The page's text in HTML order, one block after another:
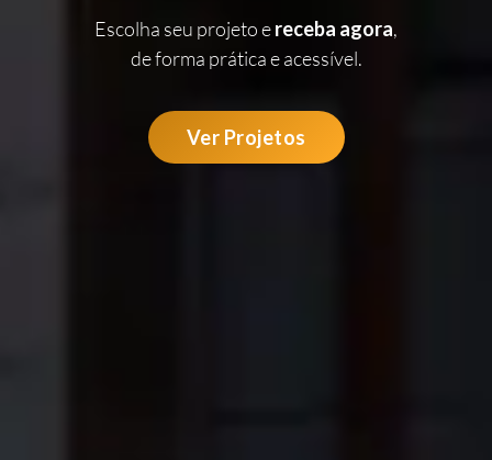
Escolha seu projeto ereceba agora,
de forma prática e acessível.
Ver Projetos